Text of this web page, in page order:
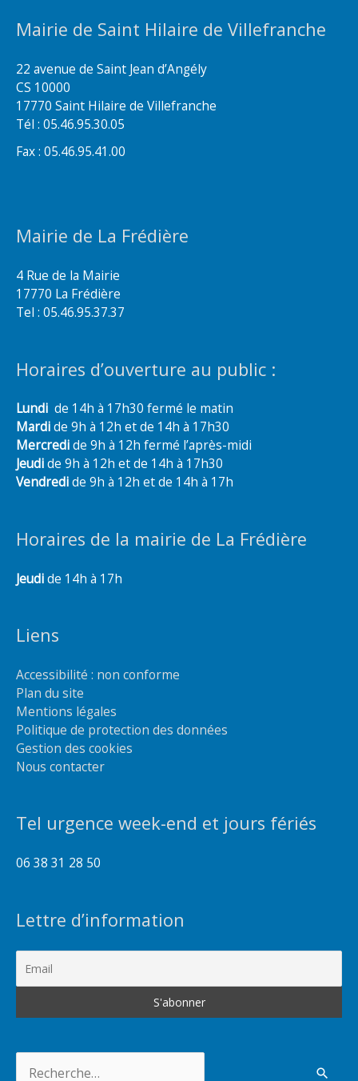
Mairie de Saint Hilaire de Villefranche
22 avenue de Saint Jean d’Angély
CS 10000
17770 Saint Hilaire de Villefranche
Tél : 05.46.95.30.05
Fax : 05.46.95.41.00
Mairie de La Frédière
4 Rue de la Mairie
17770 La Frédière
Tel : 05.46.95.37.37
Horaires d’ouverture au public :
Lundi de 14h à 17h30 fermé le matin
Mardide 9h à 12h et de 14h à 17h30
Mercredide 9h à 12h fermé l’après-midi
Jeudide 9h à 12h et de 14h à 17h30
Vendredide 9h à 12h et de 14h à 17h
Horaires de la mairie de La Frédière
Jeudide 14h à 17h
Liens
Accessibilité : non conforme
Plan du site
Mentions légales
Politique de protection des données
Gestion des cookies
Nous contacter
Tel urgence week-end et jours fériés
06 38 31 28 50
Lettre d’information